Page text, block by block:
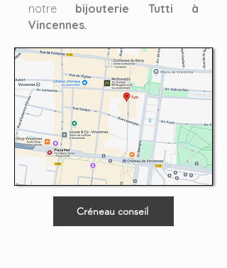
notre bijouterie Tutti à
Vincennes.
Créneau conseil